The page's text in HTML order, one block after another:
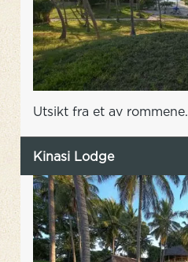
Utsikt fra et av rommene.
Kinasi Lodge